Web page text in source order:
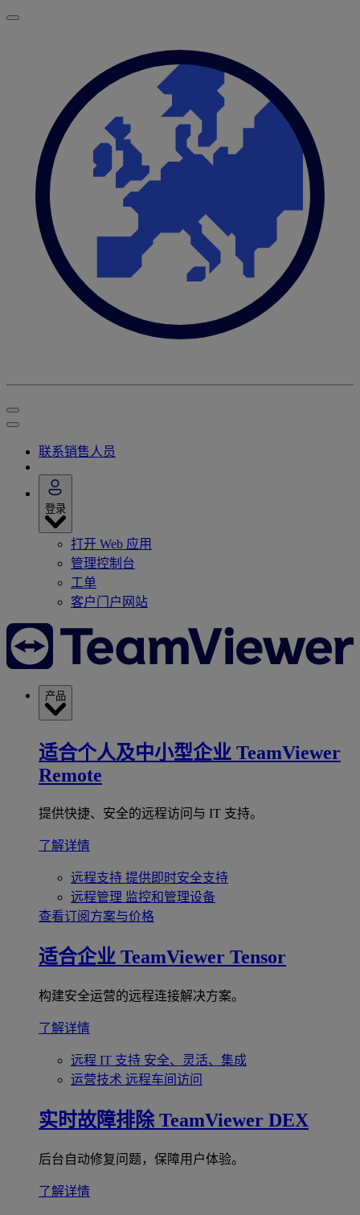
联系销售人员
登录
打开 Web 应用
管理控制台
工单
客户门户网站
产品
适合个人及中小型企业 TeamViewer
Remote
提供快捷、安全的远程访问与 IT 支持。
了解详情
远程支持 提供即时安全支持
远程管理 监控和管理设备
查看订阅方案与价格
适合企业 TeamViewer Tensor
构建安全运营的远程连接解决方案。
了解详情
远程 IT 支持 安全、灵活、集成
运营技术 远程车间访问
实时故障排除 TeamViewer DEX
后台自动修复问题，保障用户体验。
了解详情